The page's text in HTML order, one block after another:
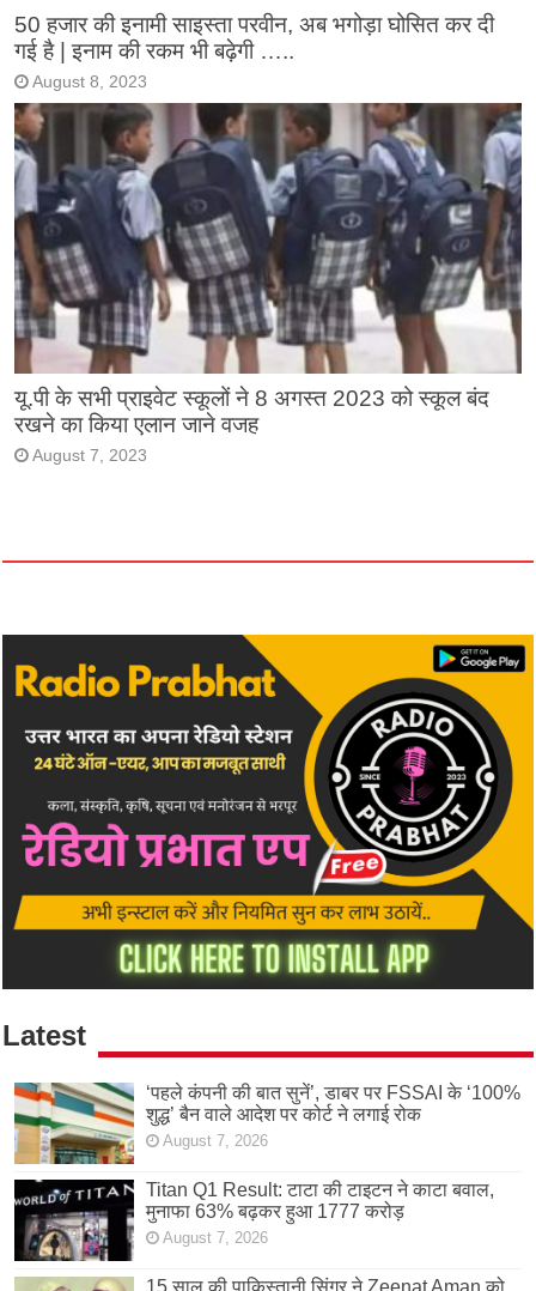
50 हजार की इनामी साइस्ता परवीन, अब भगोड़ा घोसित कर दी
गई है | इनाम की रकम भी बढ़ेगी …..
August 8, 2023
यू.पी के सभी प्राइवेट स्कूलों ने 8 अगस्त 2023 को स्कूल बंद
रखने का किया एलान जाने वजह
August 7, 2023
Latest
‘पहले कंपनी की बात सुनें’, डाबर पर FSSAI के ‘100%
शुद्ध’ बैन वाले आदेश पर कोर्ट ने लगाई रोक
August 7, 2026
Titan Q1 Result: टाटा की टाइटन ने काटा बवाल,
मुनाफा 63% बढ़कर हुआ 1777 करोड़
August 7, 2026
15 साल की पाकिस्तानी सिंगर ने Zeenat Aman को